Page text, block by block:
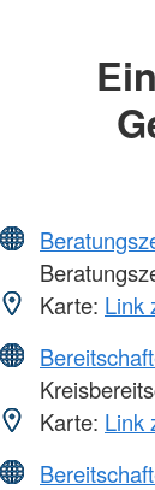
Karte: Link
Karte: Link